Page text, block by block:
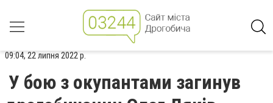
09:04, 22 липня 2022 р.
У бою з окупантами загинув